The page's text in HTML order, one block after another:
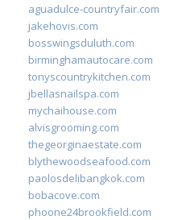
aguadulce-countryfair.com
jakehovis.com
bosswingsduluth.com
birminghamautocare.com
tonyscountrykitchen.com
jbellasnailspa.com
mychaihouse.com
alvisgrooming.com
thegeorginaestate.com
blythewoodseafood.com
paolosdelibangkok.com
bobacove.com
phoone24brookfield.com